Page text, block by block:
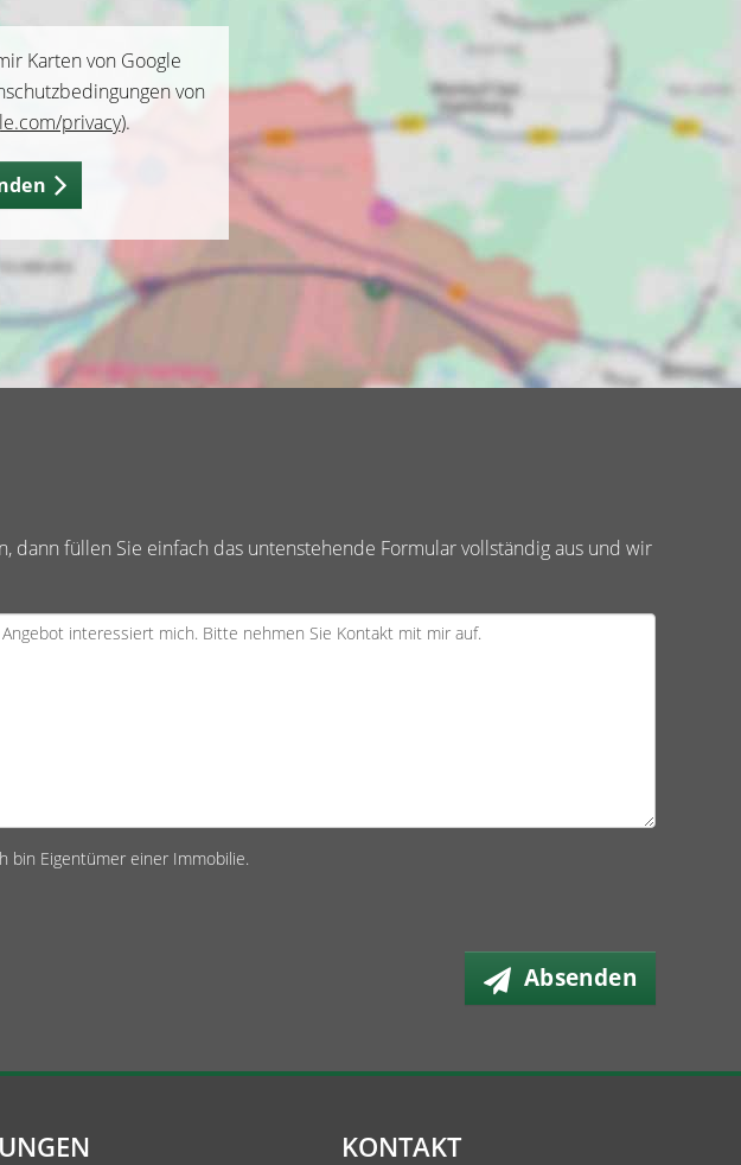
Karten von Google
von
privacy).
füllen Sie einfach das untenstehende Formular vollständig aus und wir
bin Eigentümer einer Immobilie.
Absenden
KONTAKT